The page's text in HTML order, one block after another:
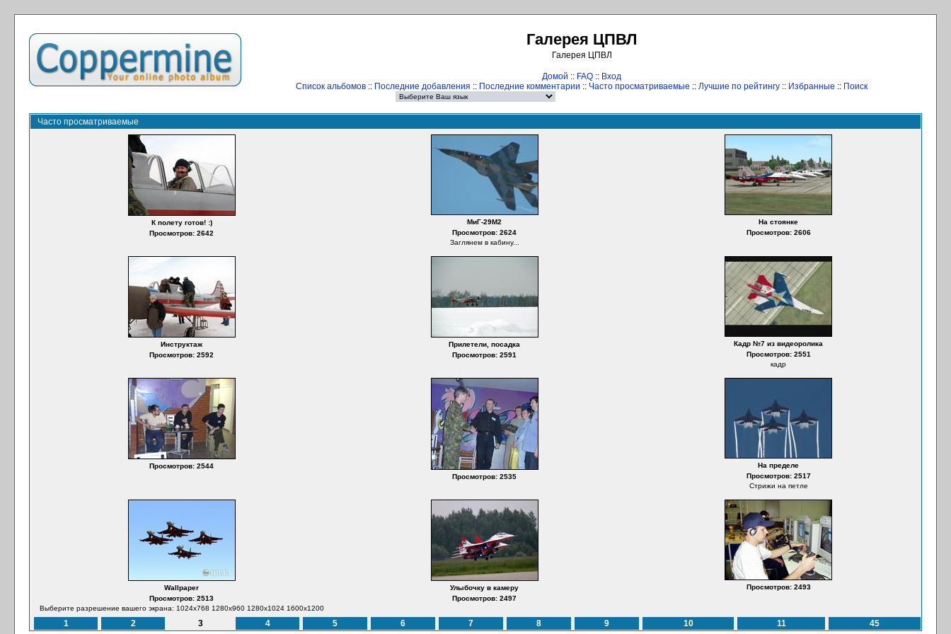
Галерея ЦПВЛ
Галерея ЦПВЛ
Домой :: FAQ :: Вход
Список альбомов :: Последние добавления :: Последние комментарии :: Часто просматриваемые :: Лучшие по рейтингу :: Избранные :: Поиск
Часто просматриваемые
К полету готов! :)
Просмотров: 2642
МиГ-29М2
Просмотров: 2624
Заглянем в кабину...
На стоянке
Просмотров: 2606
Инструктаж
Просмотров: 2592
Прилетели, посадка
Просмотров: 2591
Кадр №7 из видеоролика
Просмотров: 2551
кадр
Просмотров: 2544
Просмотров: 2535
На пределе
Просмотров: 2517
Стрижи на петле
Wallpaper
Просмотров: 2513
Выберите разрешение вашего экрана: 1024x768 1280x960 1280x1024 1600x1200
Улыбочку в камеру
Просмотров: 2497
Просмотров: 2493
1 2 3 4 5 6 7 8 9 10 11 45